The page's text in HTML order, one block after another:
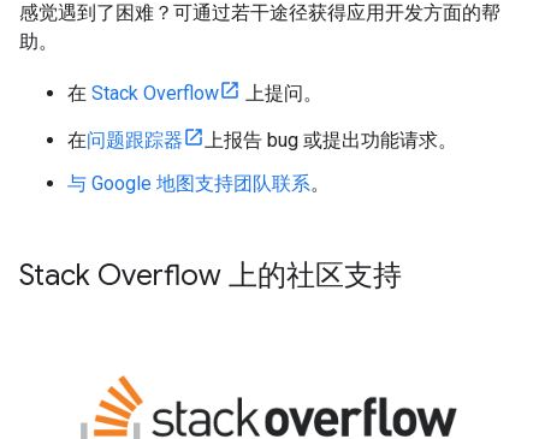
感觉遇到了困难？可通过若干途径获得应用开发方面的帮
助。
在 Stack Overflow 上提问。
在问题跟踪器
上报告 bug 或提出功能请求。
与 Google 地图支持团队联系。
Stack Overflow 上的社区支持